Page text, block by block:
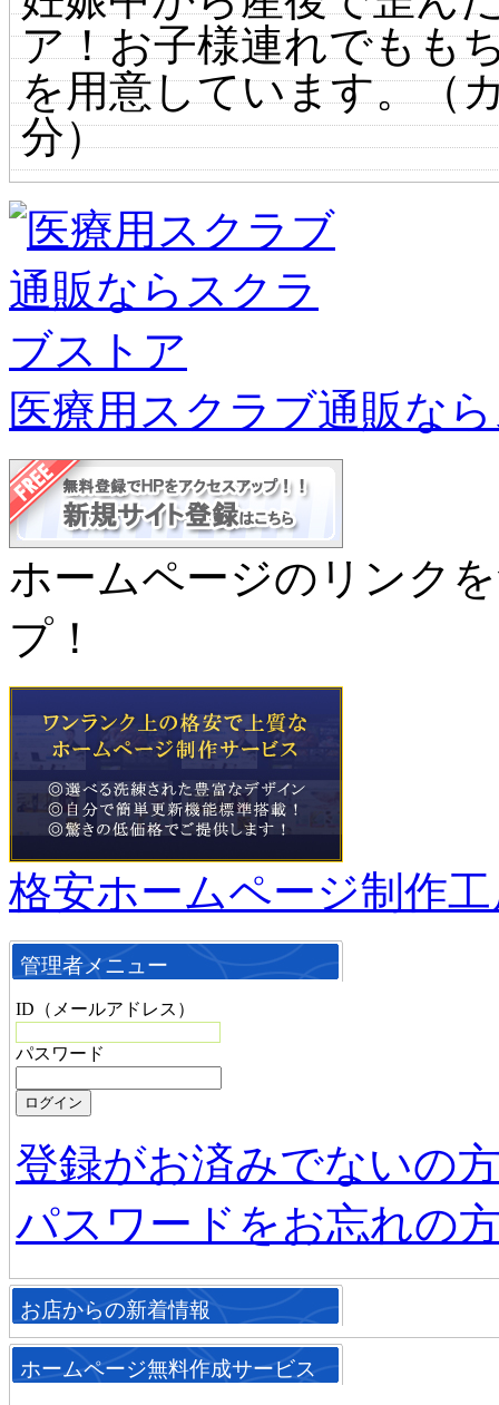
ア！お子様連れでもも
を用意しています。（
分）
医療用スクラブ通販な
ホームページのリンク
プ！
格安ホームページ制作
管理者メニュー
ID（メールアドレス）
パスワード
登録がお済みでないの
パスワードをお忘れの
お店からの新着情報
ホームページ無料作成サービス